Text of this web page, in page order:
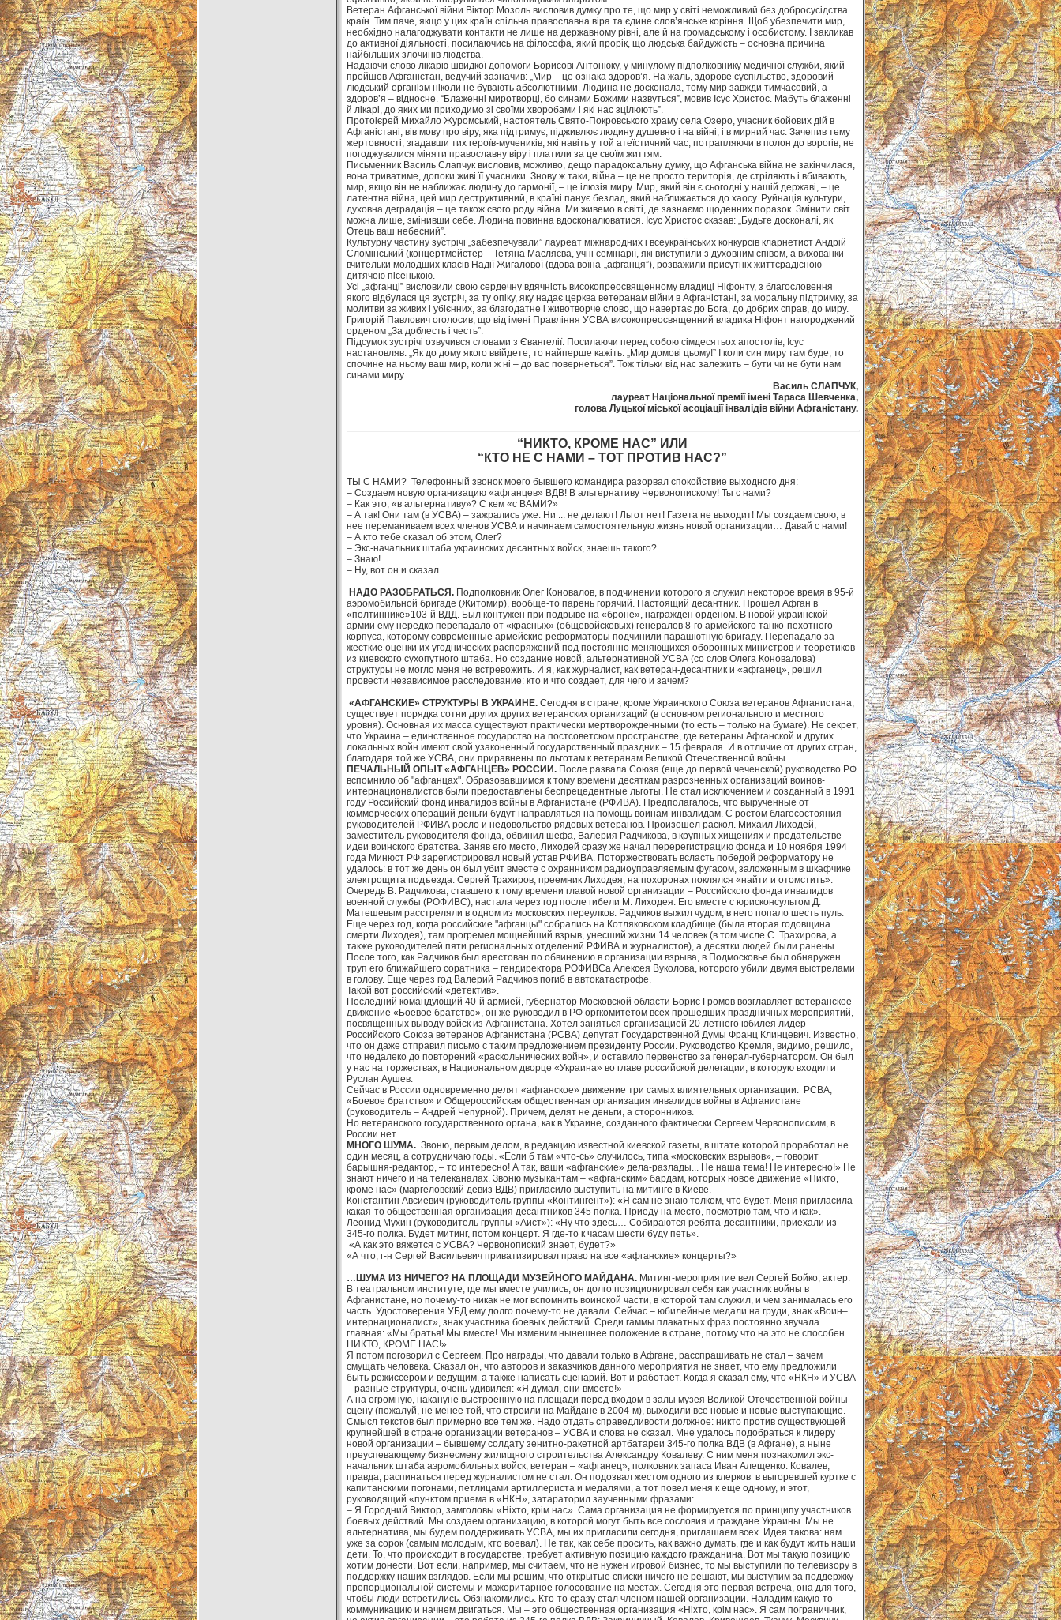
Ветеран Афганської війни Віктор Мозоль висловив думку про те, що мир у світі неможливий без добросусідства
країн. Тим паче, якщо у цих країн спільна православна віра та єдине слов’янське коріння. Щоб убезпечити мир,
необхідно налагоджувати контакти не лише на державному рівні, але й на громадському і особистому. І закликав
до активної діяльності, посилаючись на філософа, який прорік, що людська байдужість – основна причина
найбільших злочинів людства.
Надаючи слово лікарю швидкої допомоги Борисові Антонюку, у минулому підполковнику медичної служби, який
пройшов Афганістан, ведучий зазначив: „Мир – це ознака здоров’я. На жаль, здорове суспільство, здоровий
людський організм ніколи не бувають абсолютними. Людина не досконала, тому мир завжди тимчасовий, а
здоров’я – відносне. “Блаженні миротворці, бо синами Божими назвуться”, мовив Ісус Христос. Мабуть блаженні
й лікарі, до яких ми приходимо зі своїми хворобами і які нас зцілюють”.
Протоієрей Михайло Журомський, настоятель Свято-Покровського храму села Озеро, учасник бойових дій в
Афганістані, вів мову про віру, яка підтримує, підживлює людину душевно і на війні, і в мирний час. Зачепив тему
жертовності, згадавши тих героїв-мучеників, які навіть у той атеїстичний час, потрапляючи в полон до ворогів, не
погоджувалися міняти православну віру і платили за це своїм життям.
Письменник Василь Слапчук висловив, можливо, дещо парадоксальну думку, що Афганська війна не закінчилася,
вона триватиме, допоки живі її учасники. Знову ж таки, війна – це не просто територія, де стріляють і вбивають,
мир, якщо він не наближає людину до гармонії, – це ілюзія миру. Мир, який він є сьогодні у нашій державі, – це
латентна війна, цей мир деструктивний, в країні панує безлад, який наближається до хаосу. Руйнація культури,
духовна деградація – це також свого роду війна. Ми живемо в світі, де зазнаємо щоденних поразок. Змінити світ
можна лише, змінивши себе. Людина повинна вдосконалюватися. Ісус Христос сказав: „Будьте досконалі, як
Отець ваш небесний”.
Культурну частину зустрічі „забезпечували” лауреат міжнародних і всеукраїнських конкурсів кларнетист Андрій
Сломінський (концертмейстер – Тетяна Масляєва, учні семінарії, які виступили з духовним співом, а вихованки
вчительки молодших класів Надії Жигалової (вдова воїна-„афганця”), розважили присутніх життєрадісною
дитячою пісенькою.
Усі „афганці” висловили свою сердечну вдячність високопреосвященному владиці Ніфонту, з благословення
якого відбулася ця зустріч, за ту опіку, яку надає церква ветеранам війни в Афганістані, за моральну підтримку, за
молитви за живих і убієнних, за благодатне і животворче слово, що навертає до Бога, до добрих справ, до миру.
Григорій Павлович оголосив, що від імені Правління УСВА високопреосвященний владика Ніфонт нагороджений
орденом „За доблесть і честь”.
Підсумок зустрічі озвучився словами з Євангелії. Посилаючи перед собою сімдесятьох апостолів, Ісус
настановляв: „Як до дому якого ввійдете, то найперше кажіть: „Мир домові цьому!” І коли син миру там буде, то
спочине на ньому ваш мир, коли ж ні – до вас повернеться”. Тож тільки від нас залежить – бути чи не бути нам
синами миру.
Василь СЛАПЧУК,
лауреат Національної премії імені Тараса Шевченка,
голова Луцької міської асоціації інвалідів війни Афганістану.
“НИКТО, КРОМЕ НАС” ИЛИ
“КТО НЕ С НАМИ – ТОТ ПРОТИВ НАС?”
ТЫ С НАМИ? Телефонный звонок моего бывшего командира разорвал спокойствие выходного дня:
– Создаем новую организацию «афганцев» ВДВ! В альтернативу Червонопискому! Ты с нами?
– Как это, «в альтернативу»? С кем «с ВАМИ?»
– А так! Они там (в УСВА) – зажрались уже. Ни ... не делают! Льгот нет! Газета не выходит! Мы создаем свою, в
нее переманиваем всех членов УСВА и начинаем самостоятельную жизнь новой организации… Давай с нами!
– А кто тебе сказал об этом, Олег?
– Экс-начальник штаба украинских десантных войск, знаешь такого?
– Знаю!
– Ну, вот он и сказал.
НАДО РАЗОБРАТЬСЯ. Подполковник Олег Коновалов, в подчинении которого я служил некоторое время в 95-й
аэромобильной бригаде (Житомир), вообще-то парень горячий. Настоящий десантник. Прошел Афган в
«полтиннике»103-й ВДД. Был контужен при подрыве на «броне», награжден орденом. В новой украинской
армии ему нередко перепадало от «красных» (общевойсковых) генералов 8-го армейского танко-пехотного
корпуса, которому современные армейские реформаторы подчинили парашютную бригаду. Перепадало за
жесткие оценки их угоднических распоряжений под постоянно меняющихся оборонных министров и теоретиков
из киевского сухопутного штаба. Но создание новой, альтернативной УСВА (со слов Олега Коновалова)
структуры не могло меня не встревожить. И я, как журналист, как ветеран-десантник и «афганец», решил
провести независимое расследование: кто и что создает, для чего и зачем?
«АФГАНСКИЕ» СТРУКТУРЫ В УКРАИНЕ. Сегодня в стране, кроме Украинского Союза ветеранов Афганистана,
существует порядка сотни других других ветеранских организаций (в основном регионального и местного
уровня). Основная их масса существуют практически мертворожденными (то есть – только на бумаге). Не секрет,
что Украина – единственное государство на постсоветском пространстве, где ветераны Афганской и других
локальных войн имеют свой узаконенный государственный праздник – 15 февраля. И в отличие от других стран,
благодаря той же УСВА, они приравнены по льготам к ветеранам Великой Отечественной войны.
ПЕЧАЛЬНЫЙ ОПЫТ «АФГАНЦЕВ» РОССИИ. После развала Союза (еще до первой чеченской) руководство РФ
вспомнило об "афганцах". Образовавшимся к тому времени десяткам разрозненных организаций воинов-
интернационалистов были предоставлены беспрецедентные льготы. Не стал исключением и созданный в 1991
году Российский фонд инвалидов войны в Афганистане (РФИВА). Предполагалось, что вырученные от
коммерческих операций деньги будут направляться на помощь воинам-инвалидам. С ростом благосостояния
руководителей РФИВА росло и недовольство рядовых ветеранов. Произошел раскол. Михаил Лиходей,
заместитель руководителя фонда, обвинил шефа, Валерия Радчикова, в крупных хищениях и предательстве
идеи воинского братства. Заняв его место, Лиходей сразу же начал перерегистрацию фонда и 10 ноября 1994
года Минюст РФ зарегистрировал новый устав РФИВА. Поторжествовать всласть победой реформатору не
удалось: в тот же день он был убит вместе с охранником радиоуправляемым фугасом, заложенным в шкафчике
электрощита подъезда. Сергей Трахиров, преемник Лиходея, на похоронах поклялся «найти и отомстить».
Очередь В. Радчикова, ставшего к тому времени главой новой организации – Российского фонда инвалидов
военной службы (РОФИВС), настала через год после гибели М. Лиходея. Его вместе с юрисконсультом Д.
Матешевым расстреляли в одном из московских переулков. Радчиков выжил чудом, в него попало шесть пуль.
Еще через год, когда российские "афганцы" собрались на Котляковском кладбище (была вторая годовщина
смерти Лиходея), там прогремел мощнейший взрыв, унесший жизни 14 человек (в том числе С. Трахирова, а
также руководителей пяти региональных отделений РФИВА и журналистов), а десятки людей были ранены.
После того, как Радчиков был арестован по обвинению в организации взрыва, в Подмосковье был обнаружен
труп его ближайшего соратника – гендиректора РОФИВСа Алексея Вуколова, которого убили двумя выстрелами
в голову. Еще через год Валерий Радчиков погиб в автокатастрофе.
Такой вот российский «детектив».
Последний командующий 40-й армией, губернатор Московской области Борис Громов возглавляет ветеранское
движение «Боевое братство», он же руководил в РФ оргкомитетом всех прошедших праздничных мероприятий,
посвященных выводу войск из Афганистана. Хотел заняться организацией 20-летнего юбилея лидер
Российского Союза ветеранов Афганистана (РСВА) депутат Государственной Думы Франц Клинцевич. Известно,
что он даже отправил письмо с таким предложением президенту России. Руководство Кремля, видимо, решило,
что недалеко до повторений «раскольнических войн», и оставило первенство за генерал-губернатором. Он был
у нас на торжествах, в Национальном дворце «Украина» во главе российской делегации, в которую входил и
Руслан Аушев.
Сейчас в России одновременно делят «афганское» движение три самых влиятельных организации: РСВА,
«Боевое братство» и Общероссийская общественная организация инвалидов войны в Афганистане
(руководитель – Андрей Чепурной). Причем, делят не деньги, а сторонников.
Но ветеранского государственного органа, как в Украине, созданного фактически Сергеем Червонописким, в
России нет.
МНОГО ШУМА. Звоню, первым делом, в редакцию известной киевской газеты, в штате которой проработал не
один месяц, а сотрудничаю годы. «Если б там «что-сь» случилось, типа «московских взрывов», – говорит
барышня-редактор, – то интересно! А так, ваши «афганские» дела-разлады... Не наша тема! Не интересно!» Не
знают ничего и на телеканалах. Звоню музыкантам – «афганским» бардам, которых новое движение «Никто,
кроме нас» (маргеловский девиз ВДВ) пригласило выступить на митинге в Киеве.
Константин Авсиевич (руководитель группы «Контингент»): «Я сам не знаю толком, что будет. Меня пригласила
какая-то общественная организация десантников 345 полка. Приеду на место, посмотрю там, что и как».
Леонид Мухин (руководитель группы «Аист»): «Ну что здесь… Собираются ребята-десантники, приехали из
345-го полка. Будет митинг, потом концерт. Я где-то к часам шести буду петь».
«А как это вяжется с УСВА? Червонопиский знает, будет?»
«А что, г-н Сергей Васильевич приватизировал право на все «афганские» концерты?»
…ШУМА ИЗ НИЧЕГО? НА ПЛОЩАДИ МУЗЕЙНОГО МАЙДАНА.Митинг-мероприятие вел Сергей Бойко, актер.
В театральном институте, где мы вместе учились, он долго позиционировал себя как участник войны в
Афганистане, но почему-то никак не мог вспомнить воинской части, в которой там служил, и чем занималась его
часть. Удостоверения УБД ему долго почему-то не давали. Сейчас – юбилейные медали на груди, знак «Воин–
интернационалист», знак участника боевых действий. Среди гаммы плакатных фраз постоянно звучала
главная: «Мы братья! Мы вместе! Мы изменим нынешнее положение в стране, потому что на это не способен
НИКТО, КРОМЕ НАС!»
Я потом поговорил с Сергеем. Про награды, что давали только в Афгане, расспрашивать не стал – зачем
смущать человека. Сказал он, что авторов и заказчиков данного мероприятия не знает, что ему предложили
быть режиссером и ведущим, а также написать сценарий. Вот и работает. Когда я сказал ему, что «НКН» и УСВА
– разные структуры, очень удивился: «Я думал, они вместе!»
А на огромную, накануне выстроенную на площади перед входом в залы музея Великой Отечественной войны
сцену (пожалуй, не менее той, что строили на Майдане в 2004-м), выходили все новые и новые выступающие.
Смысл текстов был примерно все тем же. Надо отдать справедливости должное: никто против существующей
крупнейшей в стране организации ветеранов – УСВА и слова не сказал. Мне удалось подобраться к лидеру
новой организации – бывшему солдату зенитно-ракетной артбатареи 345-го полка ВДВ (в Афгане), а ныне
преуспевающему бизнесмену жилищного строительства Александру Ковалеву. С ним меня познакомил экс-
начальник штаба аэромобильных войск, ветеран – «афганец», полковник запаса Иван Алещенко. Ковалев,
правда, распинаться перед журналистом не стал. Он подозвал жестом одного из клерков в выгоревшей куртке с
капитанскими погонами, петлицами артиллериста и медалями, а тот повел меня к еще одному, и этот,
руководящий «пунктом приема в «НКН», затараторил заученными фразами:
– Я Городний Виктор, замголовы «Ніхто, крім нас». Сама организация не формируется по принципу участников
боевых действий. Мы создаем организацию, в которой могут быть все сословия и граждане Украины. Мы не
альтернатива, мы будем поддерживать УСВА, мы их пригласили сегодня, приглашаем всех. Идея такова: нам
уже за сорок (самым молодым, кто воевал). Не так, как себе просить, как важно думать, где и как будут жить наши
дети. То, что происходит в государстве, требует активную позицию каждого гражданина. Вот мы такую позицию
хотим донести. Вот если, например, мы считаем, что не нужен игровой бизнес, то мы выступили по телевизору в
поддержку наших взглядов. Если мы решим, что открытые списки ничего не решают, мы выступим за поддержку
пропорциональной системы и мажоритарное голосование на местах. Сегодня это первая встреча, она для того,
чтобы люди встретились. Обзнакомились. Кто-то сразу стал членом нашей организации. Наладим какую-то
коммуникацию и начнем двигаться. Мы – это общественная организация «Ніхто, крім нас». Я сам пограничник,